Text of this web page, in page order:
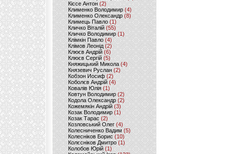
Кіссе Антон (2)
Клименко Володимир(4)
Клименко Олександр (8)
Климець Павло (1)
Кличко Віталій(55)
Кличко Володимир (1)
Клімкін Павло (4)
Клімов Леонід(2)
Клюєв Андрій(6)
Клюєв Сергій (5)
Княжицький Микола(4)
Князевич Руслан (2)
Кобзон Иосиф(2)
Коболєв Андрій (4)
Ковалів Юлія(1)
Ковтун Володимир (2)
Кодола Олександр (2)
Кожемякін Андрій (3)
Козак Володимир (1)
Козак Тарас (2)
Козловський Олег(4)
Колесниченко Вадим (5)
Колесніков Борис (10)
Колєсніков Дмитро (1)
Колобов Юрій (1)